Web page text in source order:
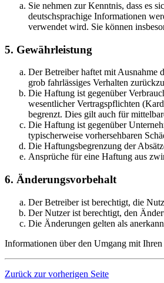
Sie nehmen zur Kenntnis, dass es
deutschsprachige Informationen
verwendet wird. Sie können
5. Gewährleistung
Der Betreiber haftet mit Ausnahme
grob fahrlässiges Verhalten
Die Haftung ist gegenüber
wesentlicher Vertragspflichten
begrenzt. Dies gilt auch für
Die Haftung ist gegenüber
typischerweise vorhersehbaren
Die Haftungsbegrenzung der
Ansprüche für eine Haftung aus
6. Änderungsvorbehalt
Der Betreiber ist berechtigt, die
Der Nutzer ist berechtigt, den
Die Änderungen gelten als
Informationen über den Umgang mit
Zurück zur vorherigen Seite